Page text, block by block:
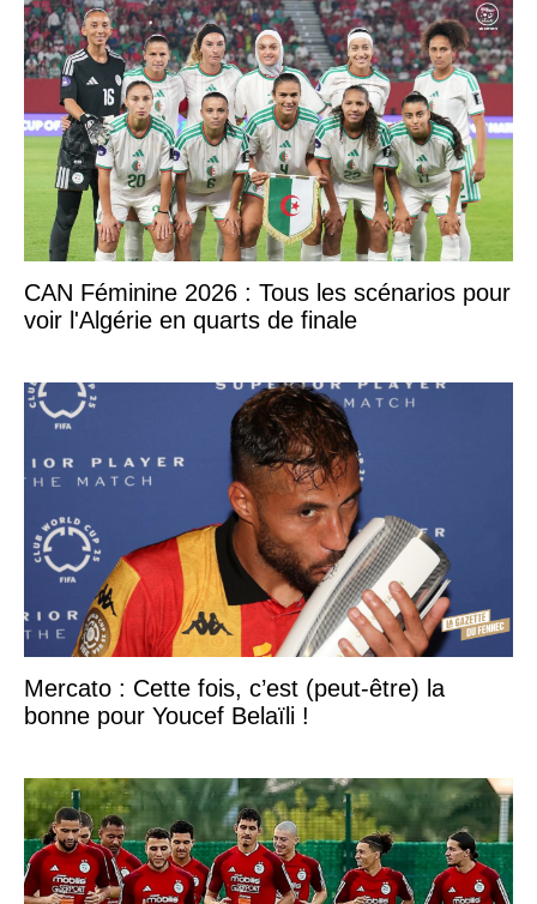
CAN Féminine 2026 : Tous les scénarios pour
voir l'Algérie en quarts de finale
Mercato : Cette fois, c’est (peut-être) la
bonne pour Youcef Belaïli !